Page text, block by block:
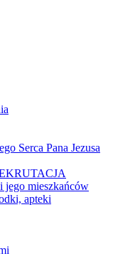
Serca Pana Jezusa
jego mieszkańców
apteki